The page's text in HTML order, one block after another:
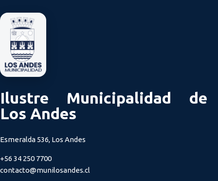
Ilustre Municipalidad de
Los Andes
Esmeralda 536, Los Andes
+56 34 250 7700
contacto@munilosandes.cl